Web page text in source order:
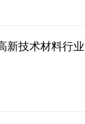
新技术材料行业